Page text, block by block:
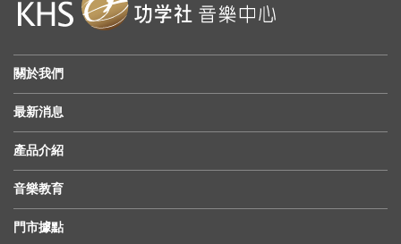
關於我們
最新消息
產品介紹
音樂教育
門市據點